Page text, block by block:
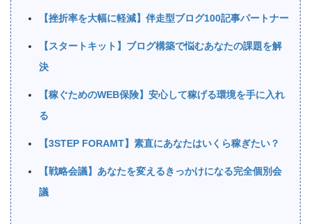
【挫折率を大幅に軽減】伴走型ブログ100記事パートナー
【スタートキット】ブログ構築で悩むあなたの課題を解
決
【稼ぐためのWEB保険】安心して稼げる環境を手に入れ
る
【3STEP FORAMT】素直にあなたはいくら稼ぎたい？
【戦略会議】あなたを変えるきっかけになる完全個別会
議